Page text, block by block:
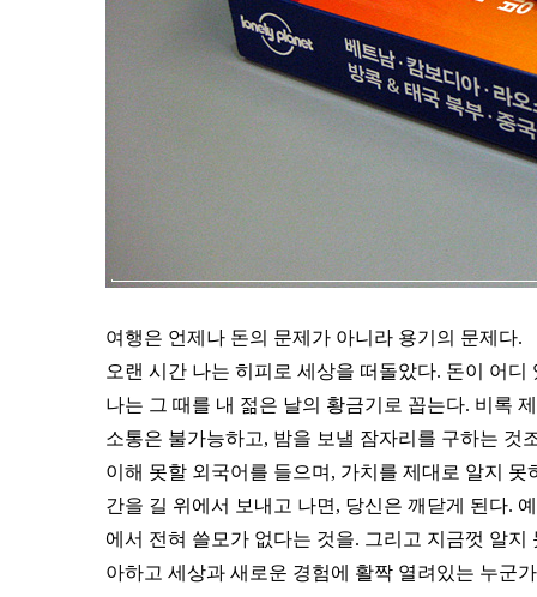
여행은 언제나 돈의 문제가 아니라 용기의 문제다.
오랜 시간 나는 히피로 세상을 떠돌았다. 돈이 어
나는 그 때를 내 젊은 날의 황금기로 꼽는다. 비록
소통은 불가능하고, 밤을 보낼 잠자리를 구하는 것
이해 못할 외국어를 들으며, 가치를 제대로 알지
간을 길 위에서 보내고 나면, 당신은 깨닫게 된다.
에서 전혀 쓸모가 없다는 것을. 그리고 지금껏 알
아하고 세상과 새로운 경험에 활짝 열려있는 누군